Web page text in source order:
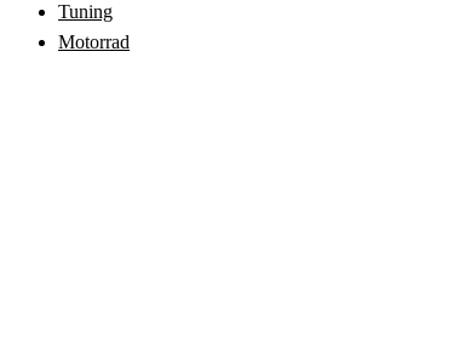
Tuning
Motorrad